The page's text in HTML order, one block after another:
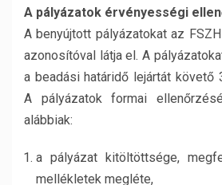
A pályázatok érvényességi
A benyújtott pályázatokat az
azonosítóval látja el. A
a beadási határidő lejártát követő
A pályázatok formai
alábbiak:
a pályázat kitöltöttsége,
mellékletek megléte,